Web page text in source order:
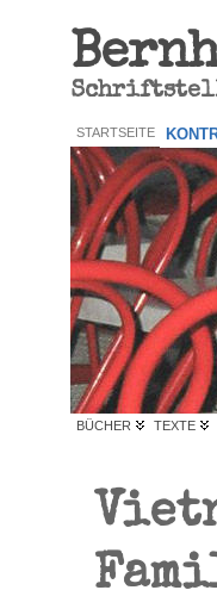
STARTSEITE
BÜCHER TEXTE